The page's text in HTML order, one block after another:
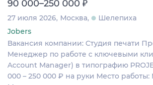
90 000–250 000
27 июля 2026 Москва
Шелепиха
Jobers
Вакансия компании: Студия печати
Менеджер по работе с ключевыми
Account Manager) в типографию
000 – 250 000 ₽ на руки Место работы: